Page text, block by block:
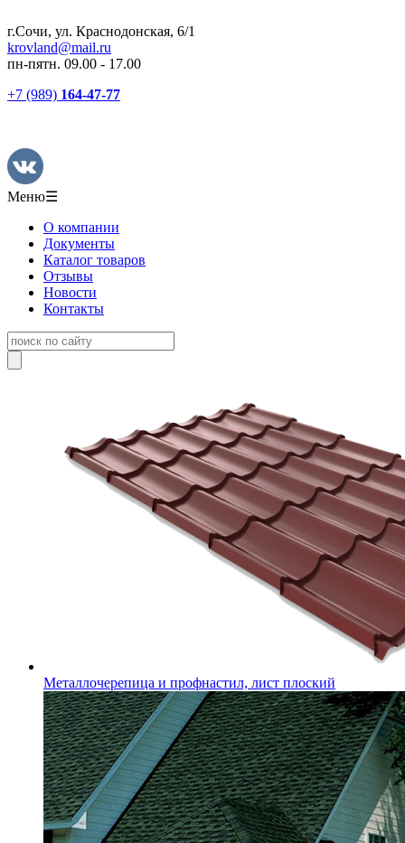
г.Сочи, ул. Краснодонская, 6/1
krovland@mail.ru
пн-пятн. 09.00 - 17.00
+7 (989) 164-47-77
Меню☰
О компании
Документы
Каталог товаров
Отзывы
Новости
Контакты
Металлочерепица и профнастил, лист плоский